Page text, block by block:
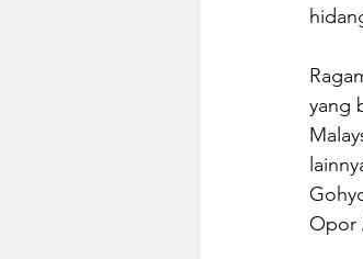
yang
Opor